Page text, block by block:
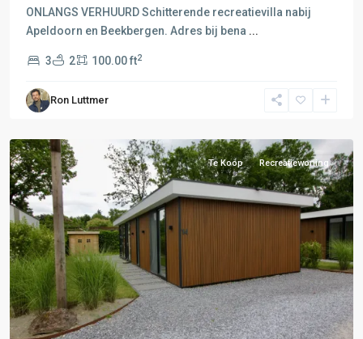
ONLANGS VERHUURD Schitterende recreatievilla nabij
Apeldoorn en Beekbergen. Adres bij bena ...
3 2 100.00 ft2
Ron Luttmer
Harderwijk-
Ermelo-
Elspeet,
Te Koop Recreatiewoning